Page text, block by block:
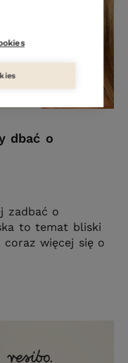
dbać o
zadbać o
to temat bliski
coraz więcej się o